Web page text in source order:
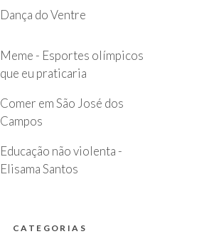
Dança do Ventre
Meme - Esportes olímpicos
que eu praticaria
Comer em São José dos
Campos
Educação não violenta -
Elisama Santos
CATEGORIAS